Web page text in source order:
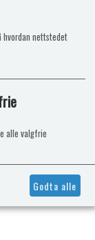
hvordan nettstedet
alle valgfrie
Godta alle